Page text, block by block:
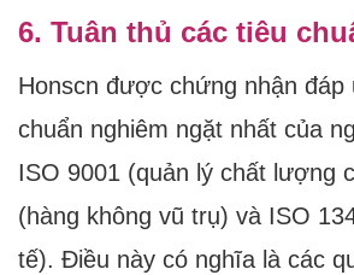
6. Tuân thủ các tiêu
Honscn được chứng nhận đáp
chuẩn nghiêm ngặt nhất của
ISO 9001 (quản lý chất lượng
(hàng không vũ trụ) và ISO
tế). Điều này có nghĩa là các